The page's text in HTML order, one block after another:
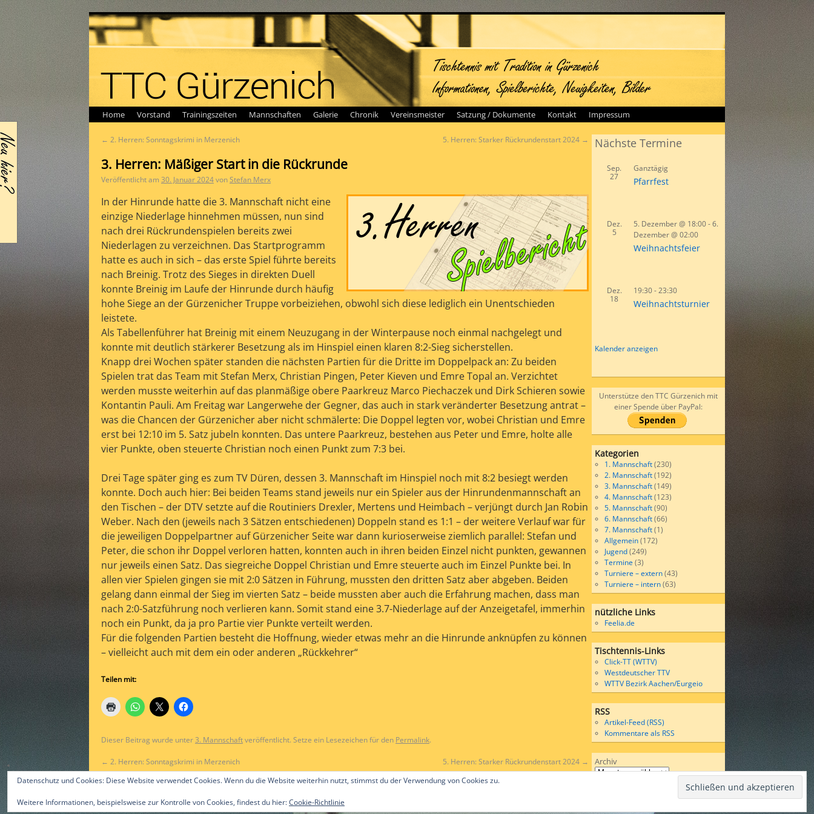
Home Vorstand Trainingszeiten Mannschaften Galerie Chronik Vereinsmeister Satzung / Dokumente Kontakt Impressum
← 2. Herren: Sonntagskrimi in Merzenich 5. Herren: Starker Rückrundenstart 2024 →
3. Herren: Mäßiger Start in die Rückrunde
Veröffentlicht am 30. Januar 2024vonStefan Merx
In der Hinrunde hatte die 3. Mannschaft nicht eine
einzige Niederlage hinnehmen müssen, nun sind
nach drei Rückrundenspielen bereits zwei
Niederlagen zu verzeichnen. Das Startprogramm
hatte es auch in sich – das erste Spiel führte bereits
nach Breinig. Trotz des Sieges in direkten Duell
konnte Breinig im Laufe der Hinrunde durch häufig
hohe Siege an der Gürzenicher Truppe vorbeiziehen, obwohl sich diese lediglich ein Unentschieden
leistete.
Als Tabellenführer hat Breinig mit einem Neuzugang in der Winterpause noch einmal nachgelegt und
konnte mit deutlich stärkerer Besetzung als im Hinspiel einen klaren 8:2-Sieg sicherstellen.
Knapp drei Wochen später standen die nächsten Partien für die Dritte im Doppelpack an: Zu beiden
Spielen trat das Team mit Stefan Merx, Christian Pingen, Peter Kieven und Emre Topal an. Verzichtet
werden musste weiterhin auf das planmäßige obere Paarkreuz Marco Piechaczek und Dirk Schieren sowie
Kontantin Pauli. Am Freitag war Langerwehe der Gegner, das auch in stark veränderter Besetzung antrat –
was die Chancen der Gürzenicher aber nicht schmälerte: Die Doppel legten vor, wobei Christian und Emre
erst bei 12:10 im 5. Satz jubeln konnten. Das untere Paarkreuz, bestehen aus Peter und Emre, holte alle
vier Punkte, oben steuerte Christian noch einen Punkt zum 7:3 bei.
Drei Tage später ging es zum TV Düren, dessen 3. Mannschaft im Hinspiel noch mit 8:2 besiegt werden
konnte. Doch auch hier: Bei beiden Teams stand jeweils nur ein Spieler aus der Hinrundenmannschaft an
den Tischen – der DTV setzte auf die Routiniers Drexler, Mertens und Heimbach – verjüngt durch Jan Robin
Weber. Nach den (jeweils nach 3 Sätzen entschiedenen) Doppeln stand es 1:1 – der weitere Verlauf war für
die jeweiligen Doppelpartner auf Gürzenicher Seite war dann kurioserweise ziemlich parallel: Stefan und
Peter, die schon ihr Doppel verloren hatten, konnten auch in ihren beiden Einzel nicht punkten, gewannen
nur jeweils einen Satz. Das siegreiche Doppel Christian und Emre steuerte auch im Einzel Punkte bei. In
allen vier Spielen gingen sie mit 2:0 Sätzen in Führung, mussten den dritten Satz aber abgeben. Beiden
gelang dann einmal der Sieg im vierten Satz – beide mussten aber auch die Erfahrung machen, dass man
nach 2:0-Satzführung noch verlieren kann. Somit stand eine 3.7-Niederlage auf der Anzeigetafel, immerhin
noch ein Punkt, da ja pro Partie vier Punkte verteilt werden.
Für die folgenden Partien besteht die Hoffnung, wieder etwas mehr an die Hinrunde anknüpfen zu können
– vielleicht auch mit dem ein oder anderen „Rückkehrer“
Teilen mit:
Dieser Beitrag wurde unter3. Mannschaftveröffentlicht. Setze ein Lesezeichen für den Permalink.
← 2. Herren: Sonntagskrimi in Merzenich 5. Herren: Starker Rückrundenstart 2024 →
Nächste Termine
Sep.
27
Ganztägig
Pfarrfest
Dez.
5
5. Dezember @ 18:00-6.
Dezember @ 02:00
Weihnachtsfeier
Dez.
18
19:30-23:30
Weihnachtsturnier
Kalender anzeigen
Unterstütze den TTC Gürzenich mit
einer Spende über PayPal:
Kategorien
1. Mannschaft(230)
2. Mannschaft(192)
3. Mannschaft(149)
4. Mannschaft(123)
5. Mannschaft(90)
6. Mannschaft(66)
7. Mannschaft(1)
Allgemein(172)
Jugend(249)
Termine(3)
Turniere – extern(43)
Turniere – intern(63)
nützliche Links
Feelia.de
Tischtennis-Links
Click-TT (WTTV)
Westdeutscher TTV
WTTV Bezirk Aachen/Eurgeio
RSS
Artikel-Feed (RSS)
Kommentare als RSS
Archiv
©2015 by Alex Gast & ttc-guerzenich.de Wordpress
Datenschutz und Cookies: Diese Website verwendet Cookies. Wenn du die Website weiterhin nutzt, stimmst du der Verwendung von Cookies zu.
Weitere Informationen, beispielsweise zur Kontrolle von Cookies, findest du hier:Cookie-Richtlinie